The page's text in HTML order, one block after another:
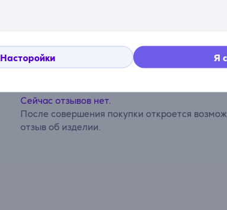
Насторойки Я
Сейчас отзывов нет.
После совершения покупки откроется
отзыв об изделии.